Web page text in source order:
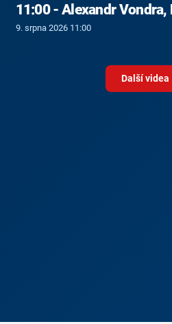
11:00 - Alexandr Vondra,
9. srpna 2026 11:00
Další videa